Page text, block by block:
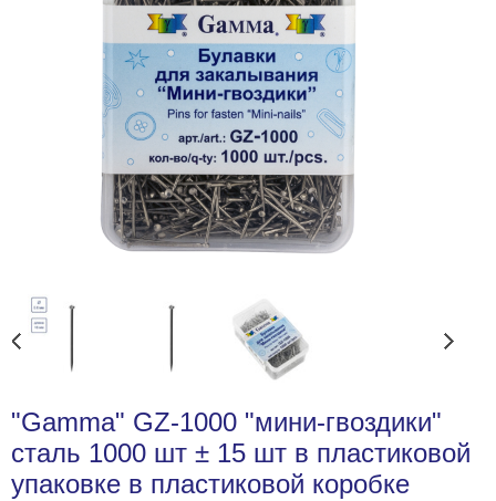
"Gamma" GZ-1000 "мини-гвоздики"
сталь 1000 шт ± 15 шт в пластиковой
упаковке в пластиковой коробке